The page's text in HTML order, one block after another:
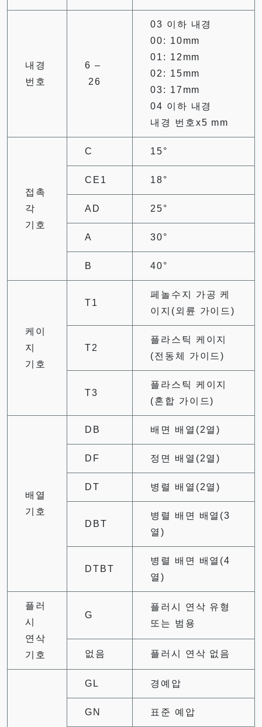
내경
번호
6 –
26
03 이하 내경
00: 10mm
01: 12mm
02: 15mm
03: 17mm
04 이하 내경
내경 번호x5 mm
접촉
각
기호
C 15°
CE1 18°
AD 25°
A 30°
B 40°
케이
지
기호
T1
페놀수지 가공 케
이지(외륜 가이드)
T2
플라스틱 케이지
(전동체 가이드)
T3
플라스틱 케이지
(혼합 가이드)
배열
기호
DB 배면 배열(2열)
DF 정면 배열(2열)
DT 병렬 배열(2열)
DBT
병렬 배면 배열(3
열)
DTBT
병렬 배면 배열(4
열)
플러
시
연삭
기호
G
플러시 연삭 유형
또는 범용
없음 플러시 연삭 없음
GL 경예압
GN 표준 예압